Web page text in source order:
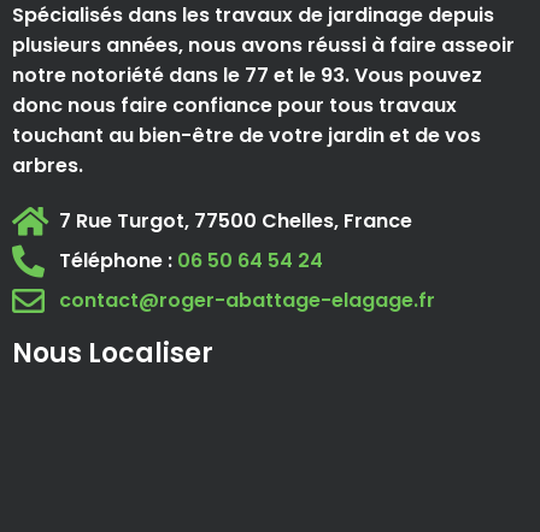
Spécialisés dans les travaux de jardinage depuis
plusieurs années, nous avons réussi à faire asseoir
notre notoriété dans le 77 et le 93. Vous pouvez
donc nous faire confiance pour tous travaux
touchant au bien-être de votre jardin et de vos
arbres.
7 Rue Turgot, 77500 Chelles, France
Téléphone : 06 50 64 54 24
contact@roger-abattage-elagage.fr
Nous Localiser